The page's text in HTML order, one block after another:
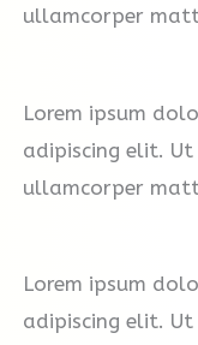
ullamcorper
Lorem ipsum
adipiscing elit.
ullamcorper
Lorem ipsum
adipiscing elit.